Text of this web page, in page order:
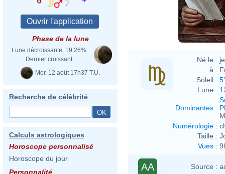
Phase de la lune
Lune décroissante, 19.26%
Dernier croissant
Mer. 12 août 17h37 T.U.
Recherche de célébrité
Calculs astrologiques
Horoscope personnalisé
Horoscope du jour
Personnalité
Karl
Né le :
à :
Soleil :
Lune :
Dominantes :
Numérologie :
Taille :
Vues :
AA Source :